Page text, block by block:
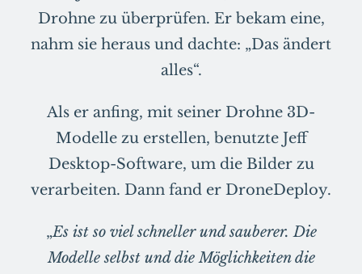
Drohne zu überprüfen. Er bekam eine,
nahm sie heraus und dachte: „Das ändert
alles“.
Als er anfing, mit seiner Drohne 3D-
Modelle zu erstellen, benutzte Jeff
Desktop-Software, um die Bilder zu
verarbeiten. Dann fand er DroneDeploy.
„Es ist so viel schneller und sauberer. Die
Modelle selbst und die Möglichkeiten die